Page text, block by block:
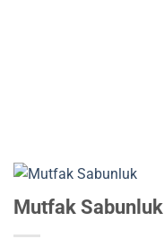
Mutfak Sabunluk